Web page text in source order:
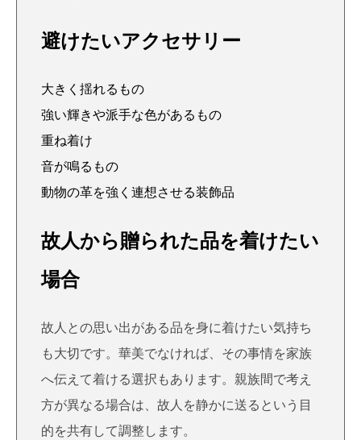
避けたいアクセサリー
大きく揺れるもの
強い輝きや派手な色があるもの
重ね着け
音が鳴るもの
動物の革を強く連想させる装飾品
故人から贈られた品を着けたい
場合
故人との思い出がある品を身に着けたい気持ち
も大切です。華美でなければ、その事情を家族
へ伝えて着ける選択もあります。親族間で考え
方が異なる場合は、故人を静かに送るという目
的を共有して調整します。